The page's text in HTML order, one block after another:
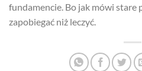
fundamencie. Bo jak mówi stare
zapobiegać niż leczyć.